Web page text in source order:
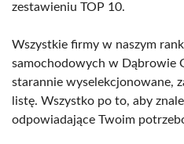
zestawieniu TOP 10.
Wszystkie firmy w naszym
samochodowych w Dąbrowie
starannie wyselekcjonowane,
listę. Wszystko po to, aby
odpowiadające Twoim